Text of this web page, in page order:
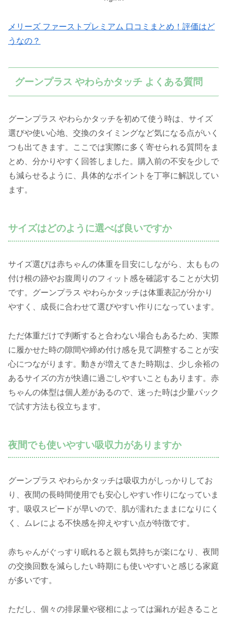
メリーズ ファーストプレミアム 口コミまとめ！評価はど
うなの？
グーンプラス やわらかタッチ よくある質問
グーンプラス やわらかタッチを初めて使う時は、サイズ
選びや使い心地、交換のタイミングなど気になる点がいく
つも出てきます。ここでは実際に多く寄せられる質問をま
とめ、分かりやすく回答しました。購入前の不安を少しで
も減らせるように、具体的なポイントを丁寧に解説してい
ます。
サイズはどのように選べば良いですか
サイズ選びは赤ちゃんの体重を目安にしながら、太ももの
付け根の跡やお腹周りのフィット感を確認することが大切
です。グーンプラス やわらかタッチは体重表記が分かり
やすく、成長に合わせて選びやすい作りになっています。
ただ体重だけで判断すると合わない場合もあるため、実際
に履かせた時の隙間や締め付け感を見て調整することが安
心につながります。動きが増えてきた時期は、少し余裕の
あるサイズの方が快適に過ごしやすいこともあります。赤
ちゃんの体型は個人差があるので、迷った時は少量パック
で試す方法も役立ちます。
夜間でも使いやすい吸収力がありますか
グーンプラス やわらかタッチは吸収力がしっかりしてお
り、夜間の長時間使用でも安心しやすい作りになっていま
す。吸収スピードが早いので、肌が濡れたままになりにく
く、ムレによる不快感を抑えやすい点が特徴です。
赤ちゃんがぐっすり眠れると親も気持ちが楽になり、夜間
の交換回数を減らしたい時期にも使いやすいと感じる家庭
が多いです。
ただし、個々の排尿量や寝相によっては漏れが起きること